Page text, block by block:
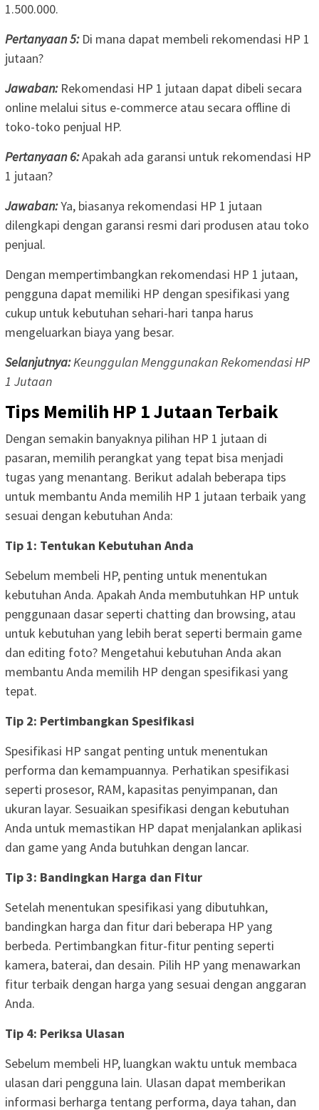
1.500.000.
Pertanyaan 5:Di mana dapat membeli rekomendasi HP 1
jutaan?
Jawaban:Rekomendasi HP 1 jutaan dapat dibeli secara
online melalui situs e-commerce atau secara offline di
toko-toko penjual HP.
Pertanyaan 6:Apakah ada garansi untuk rekomendasi HP
1 jutaan?
Jawaban:Ya, biasanya rekomendasi HP 1 jutaan
dilengkapi dengan garansi resmi dari produsen atau toko
penjual.
Dengan mempertimbangkan rekomendasi HP 1 jutaan,
pengguna dapat memiliki HP dengan spesifikasi yang
cukup untuk kebutuhan sehari-hari tanpa harus
mengeluarkan biaya yang besar.
Selanjutnya:Keunggulan Menggunakan Rekomendasi HP
1 Jutaan
Tips Memilih HP 1 Jutaan Terbaik
Dengan semakin banyaknya pilihan HP 1 jutaan di
pasaran, memilih perangkat yang tepat bisa menjadi
tugas yang menantang. Berikut adalah beberapa tips
untuk membantu Anda memilih HP 1 jutaan terbaik yang
sesuai dengan kebutuhan Anda:
Tip 1: Tentukan Kebutuhan Anda
Sebelum membeli HP, penting untuk menentukan
kebutuhan Anda. Apakah Anda membutuhkan HP untuk
penggunaan dasar seperti chatting dan browsing, atau
untuk kebutuhan yang lebih berat seperti bermain game
dan editing foto? Mengetahui kebutuhan Anda akan
membantu Anda memilih HP dengan spesifikasi yang
tepat.
Tip 2: Pertimbangkan Spesifikasi
Spesifikasi HP sangat penting untuk menentukan
performa dan kemampuannya. Perhatikan spesifikasi
seperti prosesor, RAM, kapasitas penyimpanan, dan
ukuran layar. Sesuaikan spesifikasi dengan kebutuhan
Anda untuk memastikan HP dapat menjalankan aplikasi
dan game yang Anda butuhkan dengan lancar.
Tip 3: Bandingkan Harga dan Fitur
Setelah menentukan spesifikasi yang dibutuhkan,
bandingkan harga dan fitur dari beberapa HP yang
berbeda. Pertimbangkan fitur-fitur penting seperti
kamera, baterai, dan desain. Pilih HP yang menawarkan
fitur terbaik dengan harga yang sesuai dengan anggaran
Anda.
Tip 4: Periksa Ulasan
Sebelum membeli HP, luangkan waktu untuk membaca
ulasan dari pengguna lain. Ulasan dapat memberikan
informasi berharga tentang performa, daya tahan, dan